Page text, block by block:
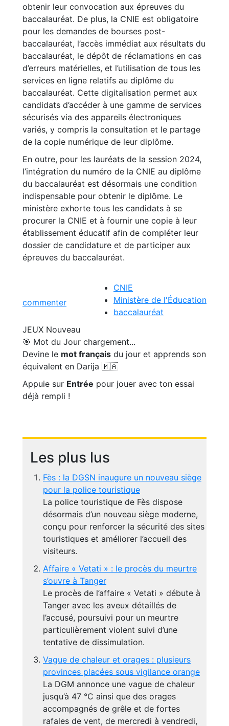
obtenir leur convocation aux épreuves du
baccalauréat. De plus, la CNIE est obligatoire
pour les demandes de bourses post-
baccalauréat, l’accès immédiat aux résultats du
baccalauréat, le dépôt de réclamations en cas
d’erreurs matérielles, et l’utilisation de tous les
services en ligne relatifs au diplôme du
baccalauréat. Cette digitalisation permet aux
candidats d’accéder à une gamme de services
sécurisés via des appareils électroniques
variés, y compris la consultation et le partage
de la copie numérique de leur diplôme.
En outre, pour les lauréats de la session 2024,
l’intégration du numéro de la CNIE au diplôme
du baccalauréat est désormais une condition
indispensable pour obtenir le diplôme. Le
ministère exhorte tous les candidats à se
procurer la CNIE et à fournir une copie à leur
établissement éducatif afin de compléter leur
dossier de candidature et de participer aux
épreuves du baccalauréat.
commenter
CNIE
Ministère de l'Éducation
baccalauréat
JEUX Nouveau
🎯 Mot du Jour chargement...
Devine le mot français du jour et apprends son
équivalent en Darija 🇲🇦
Appuie sur Entrée pour jouer avec ton essai
déjà rempli !
Les plus lus
Fès : la DGSN inaugure un nouveau siège
pour la police touristique
La police touristique de Fès dispose
désormais d’un nouveau siège moderne,
conçu pour renforcer la sécurité des sites
touristiques et améliorer l’accueil des
visiteurs.
Affaire « Vetati » : le procès du meurtre
s’ouvre à Tanger
Le procès de l’affaire « Vetati » débute à
Tanger avec les aveux détaillés de
l’accusé, poursuivi pour un meurtre
particulièrement violent suivi d’une
tentative de dissimulation.
Vague de chaleur et orages : plusieurs
provinces placées sous vigilance orange
La DGM annonce une vague de chaleur
jusqu’à 47 °C ainsi que des orages
accompagnés de grêle et de fortes
rafales de vent, de mercredi à vendredi,